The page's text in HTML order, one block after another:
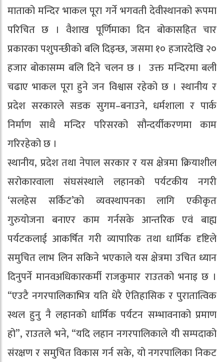
माताको मन्दिर भाकल पूरा गर्ने भगवती देवीस्थानको रूपमा
परिचित छ । वैशाख पूर्णिमाका दिन बोकासहित चार
प्रकारका पशुपन्छीको बलि दिइन्छ, जसमा १० हजारदेखि २०
हजार बोकासम्म बलि दिने चलन छ । उक्त मन्दिरमा बली
चढाए भाकल पूरा हुने जन विश्वास रहेको छ । स्थानीय र
प्रदेश सरकारले सडक सुगम–बनाउने, धर्मशाला र पार्क
निर्माण साथै मन्दिर परिसरको सौन्दर्यीकरणमा काम
गरिरहेको छ ।
स्थानीय, प्रदेश तथा नेपाल सरकार र यस क्षेत्रमा क्रियाशील
सरोकारवाला संघसंस्थाले लहानको पर्यटकीय नगरी
‘सलहेस सर्किट’को व्यवस्थापनका लागि एकीकृत
गुरुयोजना बनाएर काम गर्नसके आन्तरिक एवं बाह्य
पर्यटकलाई आकर्षित गरी व्यापारिक तथा धार्मिक दृष्टिले
समुचित लाभ लिन सकिने भएकाले यस क्षेत्रमा उचित ध्यान
दिनुपर्ने मानवअधिकारकर्मी राजकुमार राउतको भनाइ छ ।
“एउटै नगरपालिकाभित्र यति धेरै ऐतिहासिक र पुरातात्विक
स्थल हुनु नै लहानको धार्मिक पर्यटन सम्भावनाको प्रमाण
हो”, राउतले भने, “यदि लहान नगरपालिकाले यी सम्पदाको
संरक्षण र समुचित विकास गर्न सके, यो नगरपालिका निकट